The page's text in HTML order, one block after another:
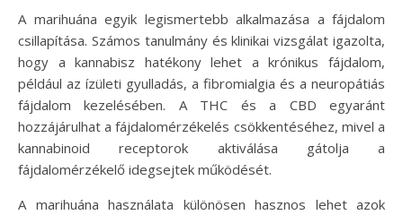
A marihuána egyik legismertebb alkalmazása a fájdalom
csillapítása. Számos tanulmány és klinikai vizsgálat igazolta,
hogy a kannabisz hatékony lehet a krónikus fájdalom,
például az ízületi gyulladás, a fibromialgia és a neuropátiás
fájdalom kezelésében. A THC és a CBD egyaránt
hozzájárulhat a fájdalomérzékelés csökkentéséhez, mivel a
kannabinoid receptorok aktiválása gátolja a
fájdalomérzékelő idegsejtek működését.
A marihuána használata különösen hasznos lehet azok